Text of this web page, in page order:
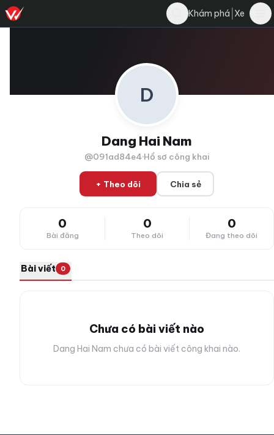
Khám phá Xe
D
Dang Hai Nam
@091ad84e4·Hồ sơ công khai
0
Bài đăng
0
Theo dõi
0
Đang theo dõi
+ Theo dõi Chia sẻ
Bài viết 0
Chưa có bài viết nào
Dang Hai Nam chưa có bài viết công khai nào.